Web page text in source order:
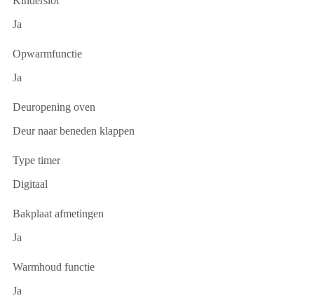
Ja
Opwarmfunctie
Ja
Deuropening oven
Deur naar beneden klappen
Type timer
Digitaal
Bakplaat afmetingen
Ja
Warmhoud functie
Ja